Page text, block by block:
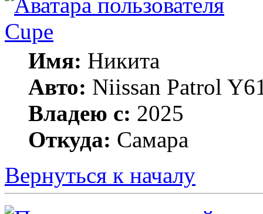
Cupe
Имя: Никита
Авто: Niissan Patrol
Владею с: 2025
Откуда: Самара
Вернуться к началу